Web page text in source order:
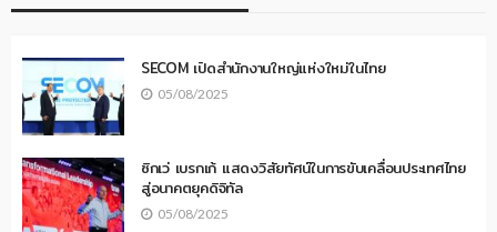
SECOM เปิดสำนักงานใหญ่แห่งใหม่ในไทย
05/08/2025
ซิกเว่ เบรกเก้ แสดงวิสัยทัศน์ในการขับเคลื่อนประเทศไทย
สู่อนาคตยุคดิจิทัล
05/08/2025